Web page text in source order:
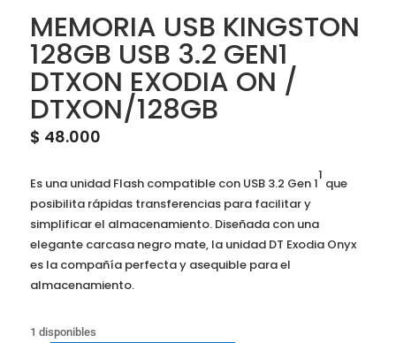
MEMORIA USB KINGSTON
128GB USB 3.2 GEN1
DTXON EXODIA ON /
DTXON/128GB
$ 48.000
Es una unidad Flash compatible con USB 3.2 Gen 1
1
que
posibilita rápidas transferencias para facilitar y
simplificar el almacenamiento. Diseñada con una
elegante carcasa negro mate, la unidad DT Exodia Onyx
es la compañía perfecta y asequible para el
almacenamiento.
1 disponibles